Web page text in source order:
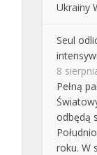
Ukrainy
Seul
8
Pełną
odbędą
roku. W